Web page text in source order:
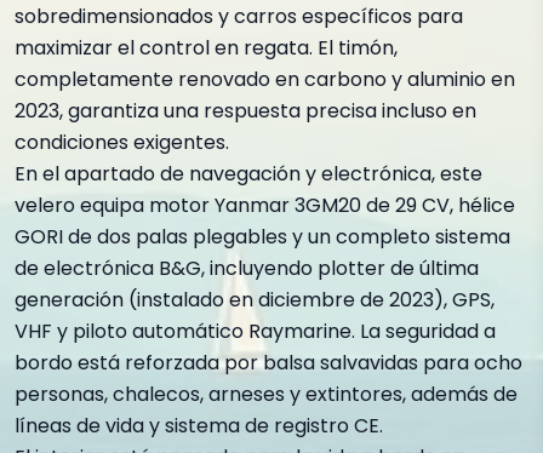
sobredimensionados y carros específicos para
maximizar el control en regata. El timón,
completamente renovado en carbono y aluminio en
2023, garantiza una respuesta precisa incluso en
condiciones exigentes.
En el apartado de navegación y electrónica, este
velero equipa motor Yanmar 3GM20 de 29 CV, hélice
GORI de dos palas plegables y un completo sistema
de electrónica B&G, incluyendo plotter de última
generación (instalado en diciembre de 2023), GPS,
VHF y piloto automático Raymarine. La seguridad a
bordo está reforzada por balsa salvavidas para ocho
personas, chalecos, arneses y extintores, además de
líneas de vida y sistema de registro CE.